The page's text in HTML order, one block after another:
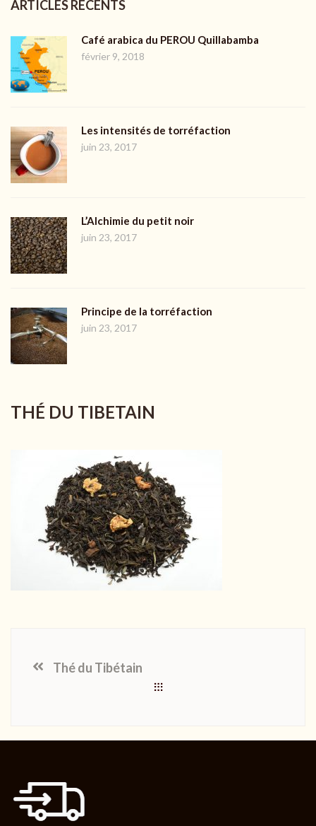
ARTICLES RÉCENTS
Café arabica du PEROU Quillabamba
février 9, 2018
Les intensités de torréfaction
juin 23, 2017
L’Alchimie du petit noir
juin 23, 2017
Principe de la torréfaction
juin 23, 2017
THÉ DU TIBETAIN
Thé du Tibétain